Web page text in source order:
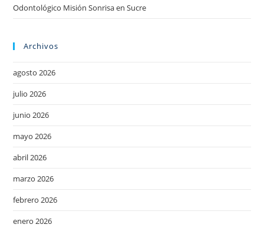
Odontológico Misión Sonrisa en Sucre
Archivos
agosto 2026
julio 2026
junio 2026
mayo 2026
abril 2026
marzo 2026
febrero 2026
enero 2026